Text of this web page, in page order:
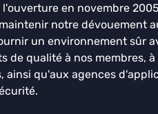
l'ouverture en novembre
notre dévouement
un environnement sûr
de qualité à nos membres,
ainsi qu'aux agences